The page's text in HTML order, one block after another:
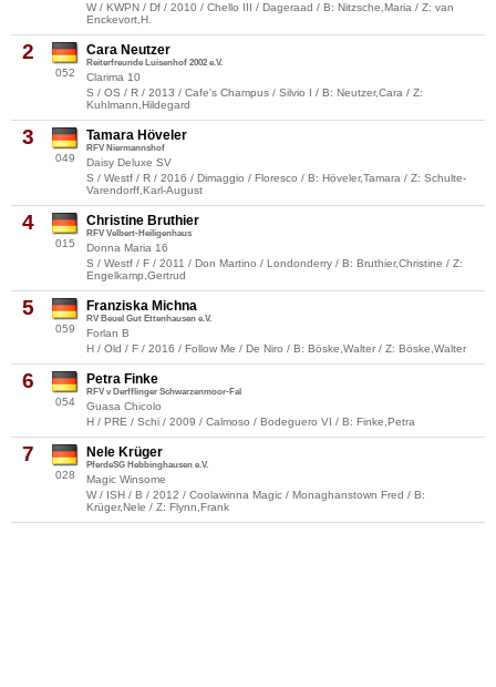
W / KWPN / Df / 2010 / Chello III / Dageraad / B: Nitzsche,Maria / Z: van
Enckevort,H.
2
052
Cara Neutzer
Reiterfreunde Luisenhof 2002 e.V.
Clarima 10
S / OS / R / 2013 / Cafe's Champus / Silvio I / B: Neutzer,Cara / Z:
Kuhlmann,Hildegard
3
049
Tamara Höveler
RFV Niermannshof
Daisy Deluxe SV
S / Westf / R / 2016 / Dimaggio / Floresco / B: Höveler,Tamara / Z: Schulte-
Varendorff,Karl-August
4
015
Christine Bruthier
RFV Velbert-Heiligenhaus
Donna Maria 16
S / Westf / F / 2011 / Don Martino / Londonderry / B: Bruthier,Christine / Z:
Engelkamp,Gertrud
5
059
Franziska Michna
RV Beuel Gut Ettenhausen e.V.
Forlan B
H / Old / F / 2016 / Follow Me / De Niro / B: Böske,Walter / Z: Böske,Walter
6
054
Petra Finke
RFV v Derfflinger Schwarzenmoor-Fal
Guasa Chicolo
H / PRE / Schi / 2009 / Calmoso / Bodeguero VI / B: Finke,Petra
7
028
Nele Krüger
PferdeSG Hebbinghausen e.V.
Magic Winsome
W / ISH / B / 2012 / Coolawinna Magic / Monaghanstown Fred / B:
Krüger,Nele / Z: Flynn,Frank